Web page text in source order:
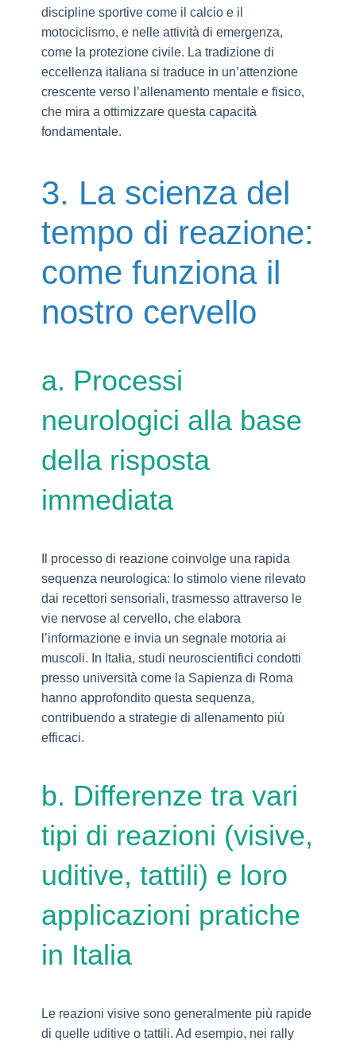
discipline sportive come il calcio e il
motociclismo, e nelle attività di emergenza,
come la protezione civile. La tradizione di
eccellenza italiana si traduce in un’attenzione
crescente verso l’allenamento mentale e fisico,
che mira a ottimizzare questa capacità
fondamentale.
3. La scienza del
tempo di reazione:
come funziona il
nostro cervello
a. Processi
neurologici alla base
della risposta
immediata
Il processo di reazione coinvolge una rapida
sequenza neurologica: lo stimolo viene rilevato
dai recettori sensoriali, trasmesso attraverso le
vie nervose al cervello, che elabora
l’informazione e invia un segnale motoria ai
muscoli. In Italia, studi neuroscientifici condotti
presso università come la Sapienza di Roma
hanno approfondito questa sequenza,
contribuendo a strategie di allenamento più
efficaci.
b. Differenze tra vari
tipi di reazioni (visive,
uditive, tattili) e loro
applicazioni pratiche
in Italia
Le reazioni visive sono generalmente più rapide
di quelle uditive o tattili. Ad esempio, nei rally